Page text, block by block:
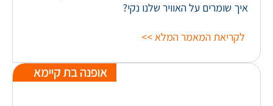
איך שומרים על האוויר שלנו נקי?
לקריאת המאמר המלא >>
אופנה בת קיימא